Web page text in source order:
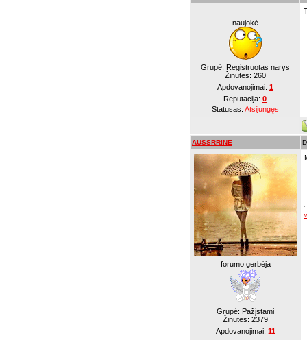
naujokė
Grupė: Registruotas narys
Žinutės: 260
Apdovanojimai: 1
Reputacija: 0
Statusas: Atsijungęs
AUSSRRINE
forumo gerbėja
Grupė: Pažįstami
Žinutės: 2379
Apdovanojimai: 11